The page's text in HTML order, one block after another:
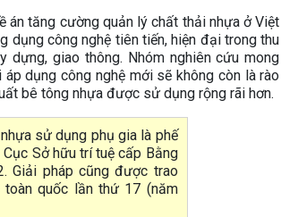
án tăng cường quản lý chất thải nhựa ở Việt
dụng công nghệ tiên tiến, hiện đại trong thu
dựng, giao thông. Nhóm nghiên cứu mong
dụng công nghệ mới sẽ không còn là rào
bê tông nhựa được sử dụng rộng rãi hơn.
sử dụng phụ gia là phế
Sở hữu trí tuệ cấp Bằng
Giải pháp cũng được trao
quốc lần thứ 17 (năm